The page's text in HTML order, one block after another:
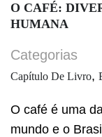
O CAFÉ:
HUMANA
Categorias
Capítulo De Livro,
O café é uma
mundo e o Brasil